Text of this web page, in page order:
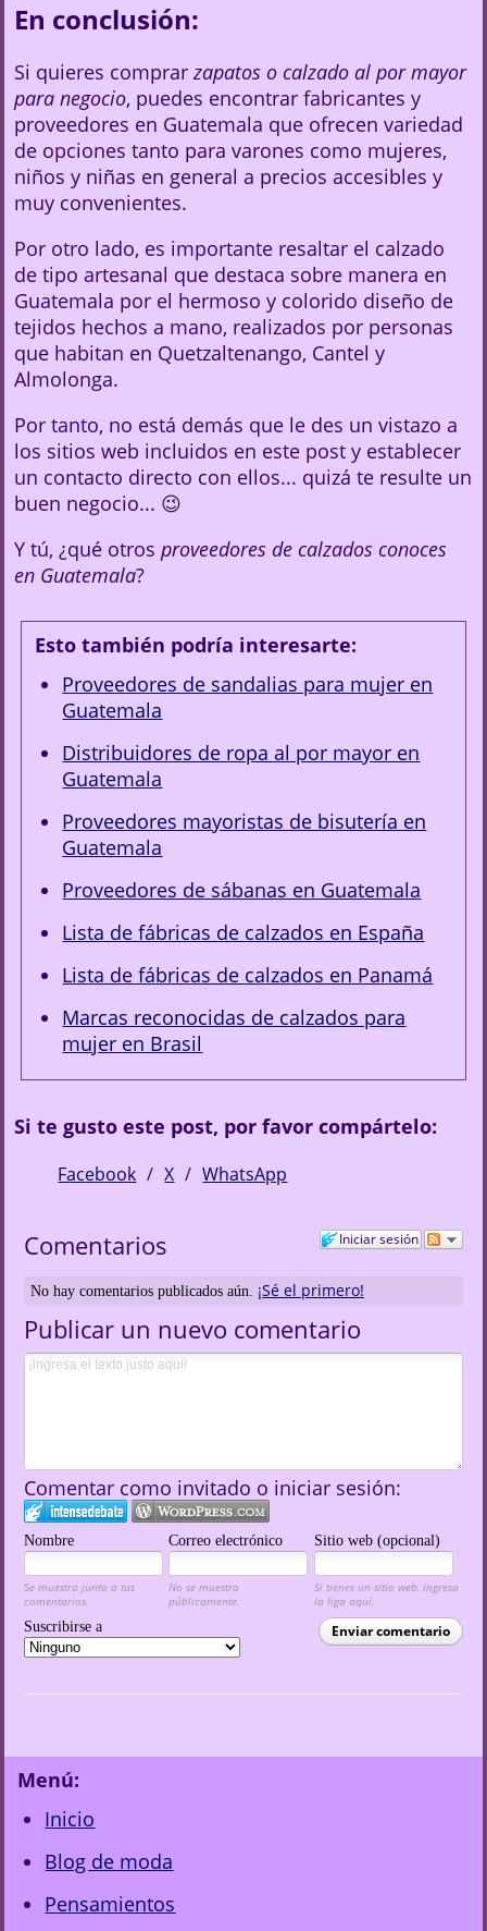
En conclusión:
Si quieres comprarzapatos o calzado al por mayor
para negocio, puedes encontrar fabricantes y
proveedores en Guatemala que ofrecen variedad
de opciones tanto para varones como mujeres,
niños y niñas en general a precios accesibles y
muy convenientes.
Por otro lado, es importante resaltar el calzado
de tipo artesanal que destaca sobre manera en
Guatemala por el hermoso y colorido diseño de
tejidos hechos a mano, realizados por personas
que habitan en Quetzaltenango, Cantel y
Almolonga.
Por tanto, no está demás que le des un vistazo a
los sitios web incluidos en este post y establecer
un contacto directo con ellos... quizá te resulte un
buen negocio... 😉
Y tú, ¿qué otrosproveedores de calzados conoces
en Guatemala?
Esto también podría interesarte:
Proveedores de sandalias para mujer en
Guatemala
Distribuidores de ropa al por mayor en
Guatemala
Proveedores mayoristas de bisutería en
Guatemala
Proveedores de sábanas en Guatemala
Lista de fábricas de calzados en España
Lista de fábricas de calzados en Panamá
Marcas reconocidas de calzados para
mujer en Brasil
Si te gusto este post, por favor compártelo:
Facebook X WhatsApp
Iniciar sesión
Comentarios
No hay comentarios publicados aún. ¡Sé el primero!
Publicar un nuevo comentario
Comentar como invitado o iniciar sesión:
Nombre Correo electrónico Sitio web (opcional)
Se muestra junto a tus
comentarios.
No se muestra
públicamente.
Si tienes un sitio web, ingresa
la liga aquí.
Enviar comentario
Suscribirse a
Menú:
Inicio
Blog de moda
Pensamientos